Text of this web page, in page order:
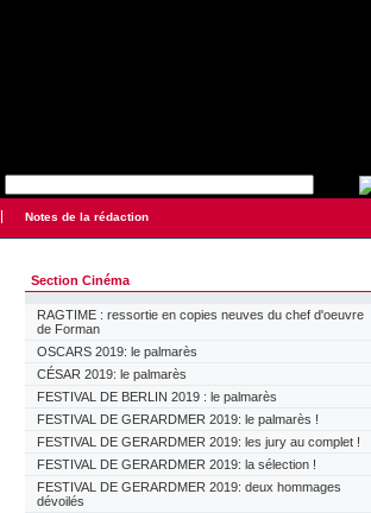
Notes de la rédaction
Section Cinéma
RAGTIME : ressortie en copies neuves du chef d'oeuvre
de Forman
OSCARS 2019: le palmarès
CÉSAR 2019: le palmarès
FESTIVAL DE BERLIN 2019 : le palmarès
FESTIVAL DE GERARDMER 2019: le palmarès !
FESTIVAL DE GERARDMER 2019: les jury au complet !
FESTIVAL DE GERARDMER 2019: la sélection !
FESTIVAL DE GERARDMER 2019: deux hommages
dévoilés